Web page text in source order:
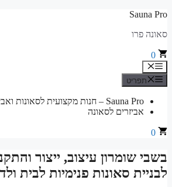
לדלג
Sauna Pro
סאונה פרו
0
תפריט
תפריט
Sauna Pro – חנות מקצועית לסאונות ואביזרי סאונה
אביזרים לסאונה
0
בשבי שומרון עיצוב, ייצור
לבניית סאונות פנימיות לבית